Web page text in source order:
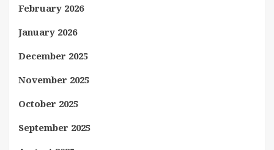
February 2026
January 2026
December 2025
November 2025
October 2025
September 2025